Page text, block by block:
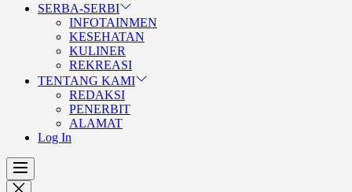
SERBA-SERBI
INFOTAINMEN
KESEHATAN
KULINER
REKREASI
TENTANG KAMI
REDAKSI
PENERBIT
ALAMAT
Log In